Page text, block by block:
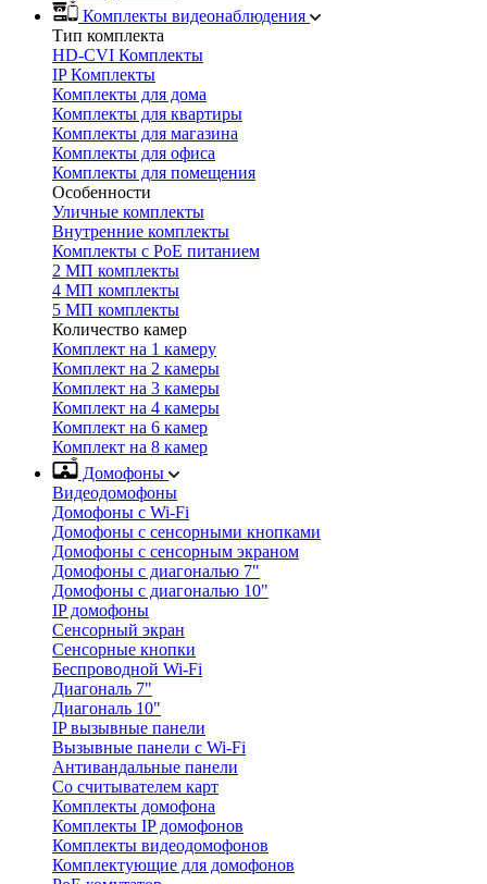
Комплекты видеонаблюдения
Тип комплекта
HD-CVI Комплекты
IP Комплекты
Комплекты для дома
Комплекты для квартиры
Комплекты для магазина
Комплекты для офиса
Комплекты для помещения
Особенности
Уличные комплекты
Внутренние комплекты
Комплекты с PoE питанием
2 МП комплекты
4 МП комплекты
5 МП комплекты
Количество камер
Комплект на 1 камеру
Комплект на 2 камеры
Комплект на 3 камеры
Комплект на 4 камеры
Комплект на 6 камер
Комплект на 8 камер
Домофоны
Видеодомофоны
Домофоны с Wi-Fi
Домофоны с сенсорными кнопками
Домофоны с сенсорным экраном
Домофоны с диагональю 7"
Домофоны с диагональю 10"
IP домофоны
Сенсорный экран
Сенсорные кнопки
Беспроводной Wi-Fi
Диагональ 7"
Диагональ 10"
IP вызывные панели
Вызывные панели с Wi-Fi
Антивандальные панели
Со считывателем карт
Комплекты домофона
Комплекты IP домофонов
Комплекты видеодомофонов
Комплектующие для домофонов